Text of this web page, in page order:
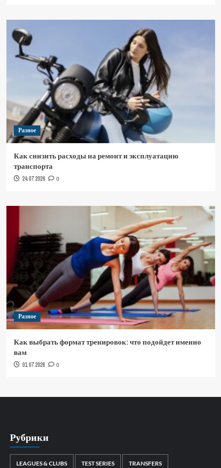
Разное
Как снизить расходы на ремонт и эксплуатацию
транспорта
24.07.2026 0
Разное
Как выбрать формат тренировок: что подойдет именно
вам
01.07.2026 0
Рубрики
LEAGUES & CLUBS TEST SERIES TRANSFERS